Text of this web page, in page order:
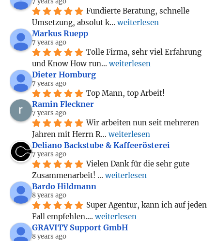
Fundierte Beratung, schnelle
Umsetzung, absolut k... weiterlesen
Markus Ruepp
7 years ago
Tolle Firma, sehr viel Erfahrung
und Know How run... weiterlesen
Dieter Homburg
7 years ago
Top Mann, top Arbeit!
Ramin Fleckner
7 years ago
Wir arbeiten nun seit mehreren
Jahren mit Herrn R... weiterlesen
Deliano Backstube & Kaffeerösterei
7 years ago
Vielen Dank für die sehr gute
Zusammenarbeit! ... weiterlesen
Bardo Hildmann
8 years ago
Super Agentur, kann ich auf jeden
Fall empfehlen.... weiterlesen
GRAVITY Support GmbH
8 years ago